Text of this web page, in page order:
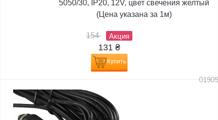
5050/30, IP20, 12V, цвет свечения желтый
(Цена указана за 1м)
154 Акция
131 ₴
Купить